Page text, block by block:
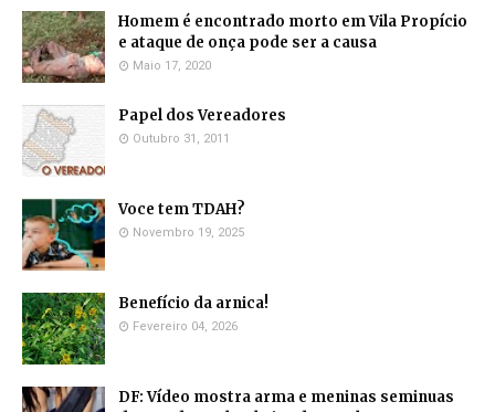
Homem é encontrado morto em Vila Propício
e ataque de onça pode ser a causa
Maio 17, 2020
Papel dos Vereadores
Outubro 31, 2011
Voce tem TDAH?
Novembro 19, 2025
Benefício da arnica!
Fevereiro 04, 2026
DF: Vídeo mostra arma e meninas seminuas